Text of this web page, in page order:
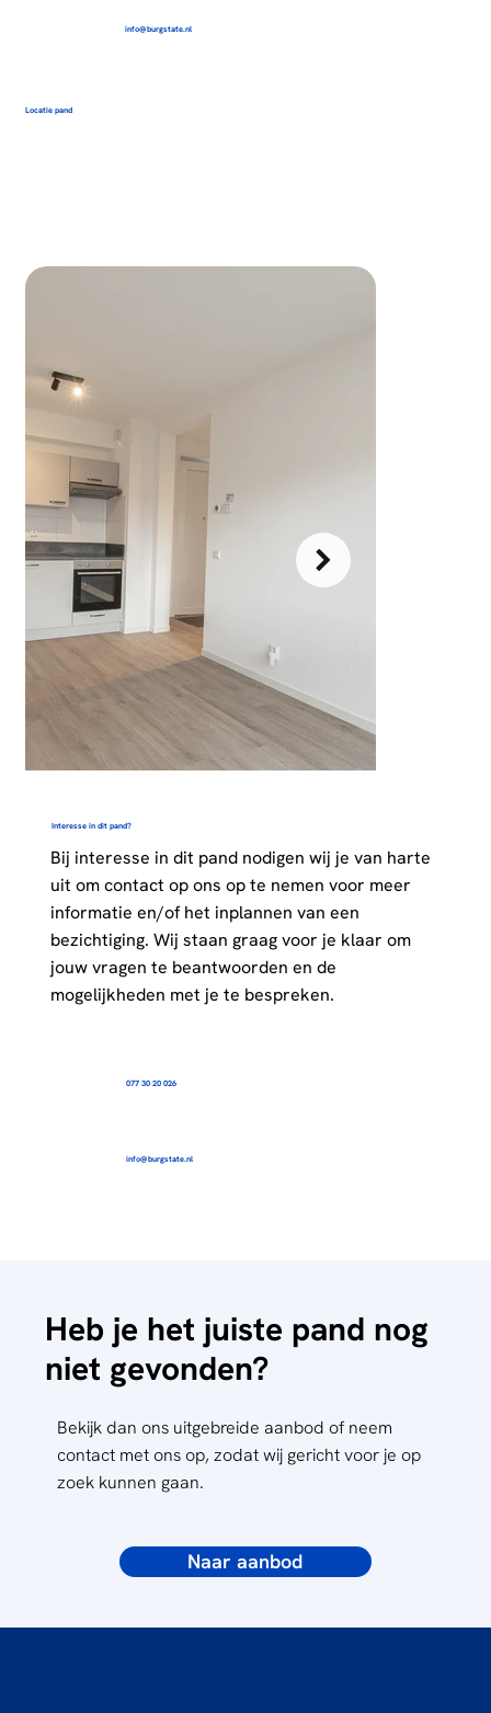
info@burgstate.nl
Locatie pand
Interesse in dit pand?
Bij interesse in dit pand nodigen wij je van harte
uit om contact op ons op te nemen voor meer
informatie en/of het inplannen van een
bezichtiging. Wij staan graag voor je klaar om
jouw vragen te beantwoorden en de
mogelijkheden met je te bespreken.
077 30 20 026
info@burgstate.nl
Heb je het juiste pand nog
niet gevonden?
Bekijk dan ons uitgebreide aanbod of neem
contact met ons op, zodat wij gericht voor je op
zoek kunnen gaan.
Naar aanbod